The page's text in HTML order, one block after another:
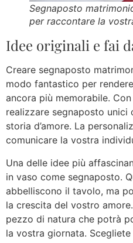
Segnaposto
per raccontare la
Idee originali e fai
Creare segnaposto
modo fantastico per
ancora più memorabile.
realizzare segnaposto unici
storia d’amore. La
comunicare la vostra
Una delle idee più
in vaso come segnaposto.
abbelliscono il tavolo, ma
la crescita del vostro
pezzo di natura che potrà
la vostra giornata.